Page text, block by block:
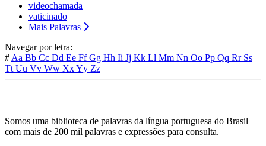
videochamada
vaticinado
Mais Palavras
Navegar por letra:
# Aa Bb Cc Dd Ee FfGg Hh Ii Jj Kk Ll Mm Nn Oo Pp Qq Rr Ss
Tt Uu Vv Ww XxYy Zz
Somos uma biblioteca de palavras da língua portuguesa do Brasil
com mais de 200 mil palavras e expressões para consulta.